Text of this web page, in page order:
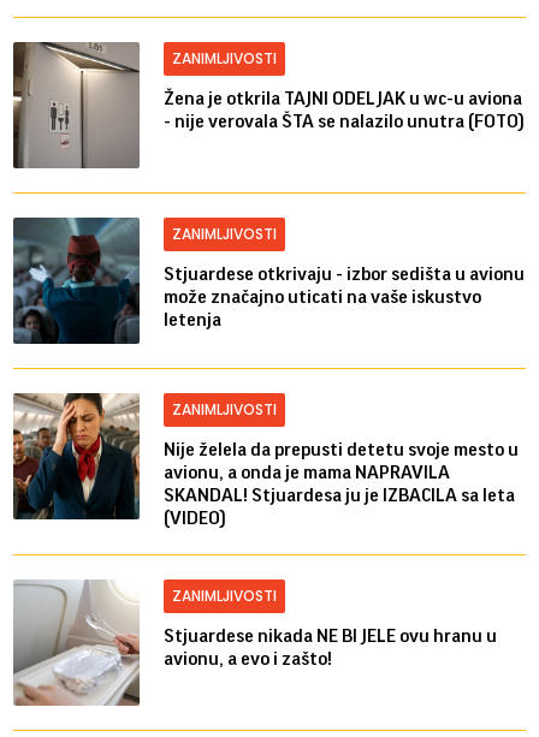
ZANIMLJIVOSTI
Žena je otkrila TAJNI ODELJAK u wc-u aviona
- nije verovala ŠTA se nalazilo unutra (FOTO)
ZANIMLJIVOSTI
Stjuardese otkrivaju - izbor sedišta u avionu
može značajno uticati na vaše iskustvo
letenja
ZANIMLJIVOSTI
Nije želela da prepusti detetu svoje mesto u
avionu, a onda je mama NAPRAVILA
SKANDAL! Stjuardesa ju je IZBACILA sa leta
(VIDEO)
ZANIMLJIVOSTI
Stjuardese nikada NE BI JELE ovu hranu u
avionu, a evo i zašto!